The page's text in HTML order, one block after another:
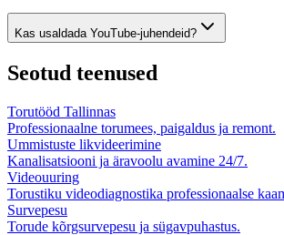
Kas usaldada YouTube-juhendeid?
Seotud teenused
Torutööd Tallinnas
Professionaalne torumees, paigaldus ja remont.
Ummistuste likvideerimine
Kanalisatsiooni ja äravoolu avamine 24/7.
Videouuring
Torustiku videodiagnostika professionaalse
Survepesu
Torude kõrgsurvepesu ja sügavpuhastus.